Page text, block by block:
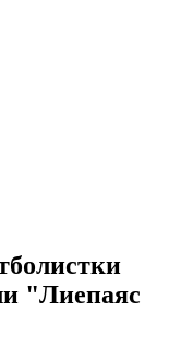
"Лиепаяс